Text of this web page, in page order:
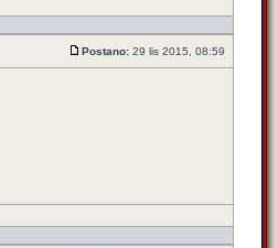
Postano: 29 lis 2015, 08:59